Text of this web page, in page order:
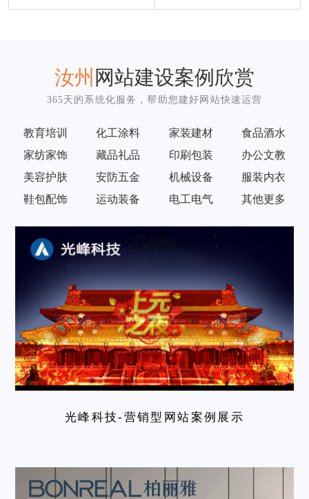
汝州 网站建设案例欣赏
365天的系统化服务，帮助您建好网站快速运营
教育培训 化工涂料 家装建材
食品酒水
家纺家饰
藏品礼品 印刷包装
办公文教
美容护肤
安防五金 机械设备
服装内衣
鞋包配饰
运动装备 电工电气 其他更多
光峰科技-营销型网站案例展示